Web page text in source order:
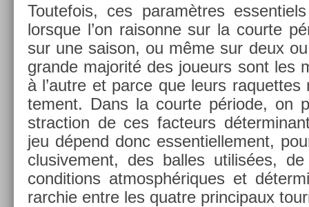
Toutefois, ces paramètres
lorsque l’on raison­ne sur la co­ur­te
sur une saison, ou même sur deux
gran­de majorité des joueurs sont les
à l’autre et parce que leurs raquet­tes
te­ment. Dans la co­ur­te période, on
strac­tion de ces fac­teurs
jeu dépend donc es­sentiel­le­ment,
clusive­ment, des bal­les utilis­ées,
con­di­tions at­mosphériques et
rarchie entre les quat­re prin­cipaux